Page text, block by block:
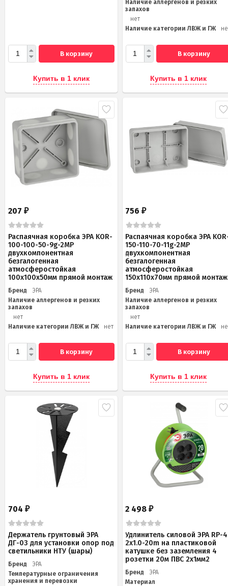
В корзину
Купить в 1 клик
Наличие аллергенов и резких
запахов
нет
Наличие категории ЛВЖ и ГЖ
В корзину
Купить в 1 клик
207 ₽
Распаячная коробка ЭРА KOR-
100-100-50-9g-2MP
двухкомпонентная
безгалогенная
атмосферостойкая
100х100х50мм прямой монтаж
Бренд
ЭРА
Наличие аллергенов и резких
запахов
нет
Наличие категории ЛВЖ и ГЖ
нет
В корзину
Купить в 1 клик
756₽
Распаячная коробка ЭРА
150-110-70-11g-2MP
двухкомпонентная
безгалогенная
атмосферостойкая
150х110х70мм прямой монтаж
Бренд
ЭРА
Наличие аллергенов и резких
запахов
нет
Наличие категории ЛВЖ и ГЖ
В корзину
Купить в 1 клик
704 ₽
Держатель грунтовый ЭРА
ДГ-03 для установки опор под
светильники НТУ (шары)
Бренд
ЭРА
Температурные ограничения
хранения и перевозки
2 498₽
Удлинитель силовой ЭРА RP-
2x1.0-20m на пластиковой
катушке без заземления 4
розетки 20м ПВС 2х1мм2
Бренд
ЭРА
Материал